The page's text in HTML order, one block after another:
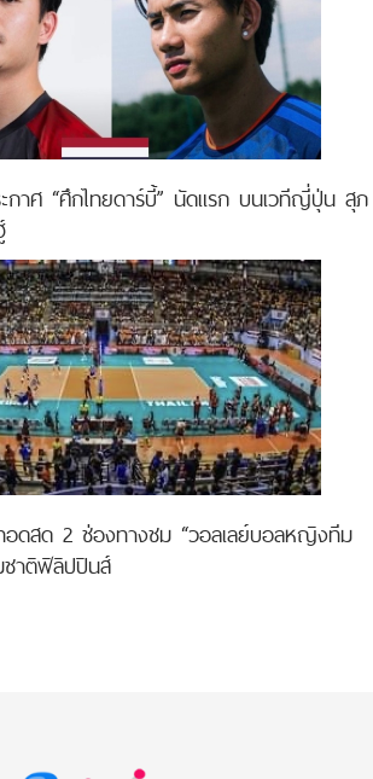
กาศ “ศึกไทยดาร์บี้” นัดแรก บนเวทีญี่ปุ่น สุภ
ดสด 2 ช่องทางชม “วอลเลย์บอลหญิงทีม
ชาติฟิลิปปินส์